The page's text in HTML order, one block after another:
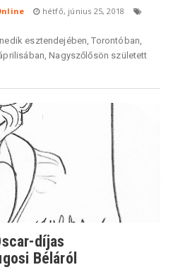
hétfő, június 25, 2018
esztendejében, Torontóban,
Nagyszőlősön született
díjas
Béláról